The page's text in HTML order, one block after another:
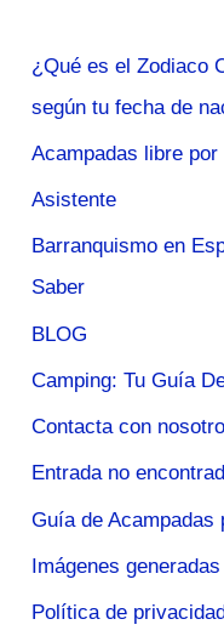
¿Qué es el Zodiaco
según tu fecha de
Acampadas libre por
Asistente
Barranquismo en
Saber
BLOG
Camping: Tu Guía
Contacta con
Entrada no
Guía de Acampadas
Imágenes
Política de